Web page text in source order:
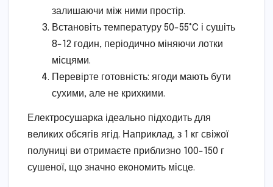
залишаючи між ними простір.
Встановіть температуру 50-55°C і сушіть
8-12 годин, періодично міняючи лотки
місцями.
Перевірте готовність: ягоди мають бути
сухими, але не крихкими.
Електросушарка ідеально підходить для
великих обсягів ягід. Наприклад, з 1 кг свіжої
полуниці ви отримаєте приблизно 100-150 г
сушеної, що значно економить місце.